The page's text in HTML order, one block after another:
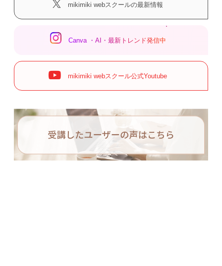
mikimiki webスクールの最新情報
Canva ・AI・最新トレンド発信中
mikimiki webスクール公式Youtube